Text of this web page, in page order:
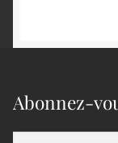
Abonnez-